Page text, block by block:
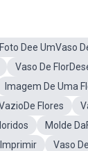
Foto Dee UmVaso
Vaso De
Imagem De Uma
Flores
Molde
Vaso